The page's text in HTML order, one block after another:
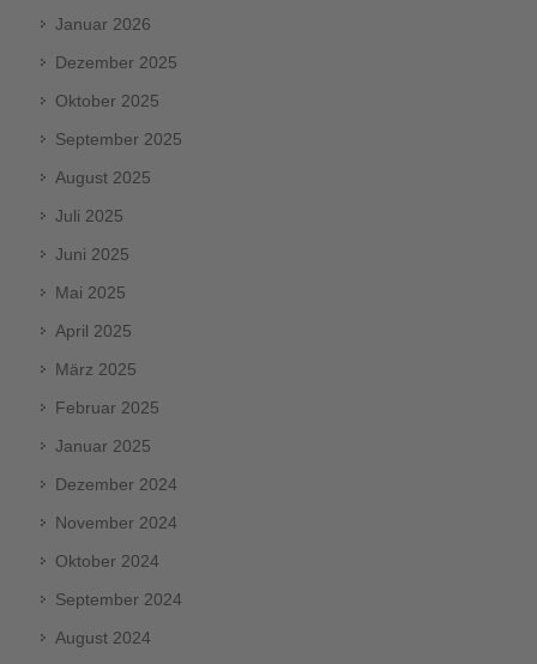
Januar 2026
Dezember 2025
Oktober 2025
September 2025
August 2025
Juli 2025
Juni 2025
Mai 2025
April 2025
März 2025
Februar 2025
Januar 2025
Dezember 2024
November 2024
Oktober 2024
September 2024
August 2024